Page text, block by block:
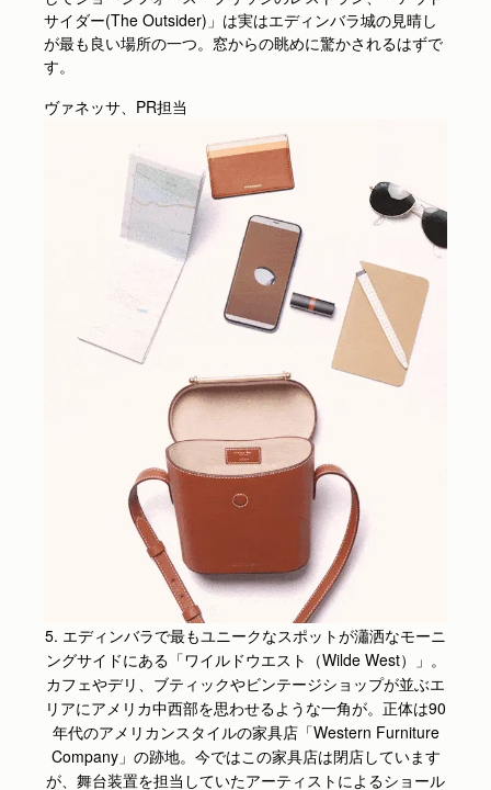
サイダー(The Outsider)」は実はエディンバラ城の見晴し
が最も良い場所の一つ。窓からの眺めに驚かされるはずで
す。
ヴァネッサ、PR担当
5. エディンバラで最もユニークなスポットが瀟洒なモーニ
ングサイドにある「ワイルドウエスト（Wilde West）」。
カフェやデリ、ブティックやビンテージショップが並ぶエ
リアにアメリカ中西部を思わせるような一角が。正体は90
年代のアメリカンスタイルの家具店「Western Furniture
Company」の跡地。今ではこの家具店は閉店しています
が、舞台装置を担当していたアーティストによるショール